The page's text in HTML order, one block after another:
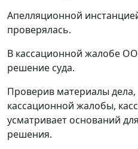
Апелляционной
проверялась.
В кассационной жалобе
решение суда.
Проверив материалы
кассационной жалобы,
усматривает оснований
решения.